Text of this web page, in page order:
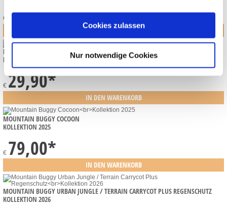
Cookies zulassen
Nur notwendige Cookies
€ 29,90*
MOUNTAIN BUGGY URBAN JUNGLE / TERRAIN SUN COVER
KOLLEKTION 2026
€ 29,90*
MOUNTAIN BUGGY COCOON
KOLLEKTION 2025
€ 79,00*
MOUNTAIN BUGGY URBAN JUNGLE / TERRAIN CARRYCOT PLUS REGENSCHUTZ
KOLLEKTION 2026